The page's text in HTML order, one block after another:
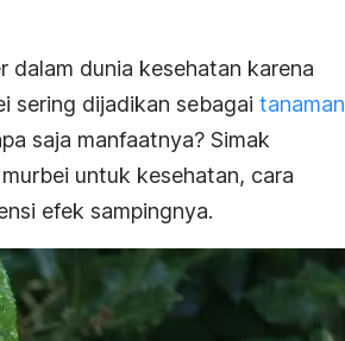
dalam dunia kesehatan karena
sering dijadikan sebagai tanaman
saja manfaatnya? Simak
untuk kesehatan, cara
efek sampingnya.